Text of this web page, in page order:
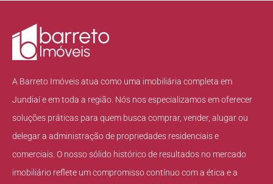
A Barreto Imóveis atua como uma imobiliária completa em
Jundiaí e em toda a região. Nós nos especializamos em oferecer
soluções práticas para quem busca comprar, vender, alugar ou
delegar a administração de propriedades residenciais e
comerciais. O nosso sólido histórico de resultados no mercado
imobiliário reflete um compromisso contínuo com a ética e a